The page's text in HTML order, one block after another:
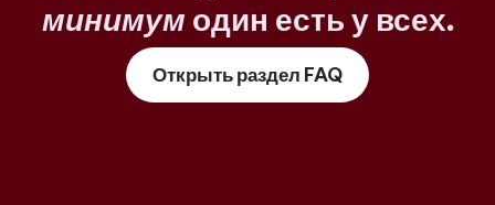
минимум один есть у всех.
Открыть раздел FAQ